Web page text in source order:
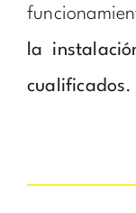
la
cualificados.